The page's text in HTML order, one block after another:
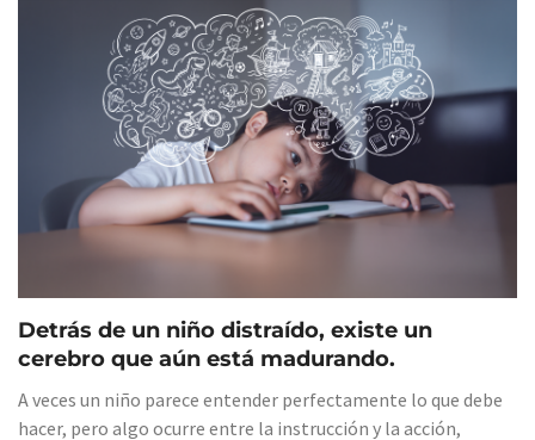
Detrás de un niño distraído, existe un
cerebro que aún está madurando.
A veces un niño parece entender perfectamente lo que debe
hacer, pero algo ocurre entre la instrucción y la acción,